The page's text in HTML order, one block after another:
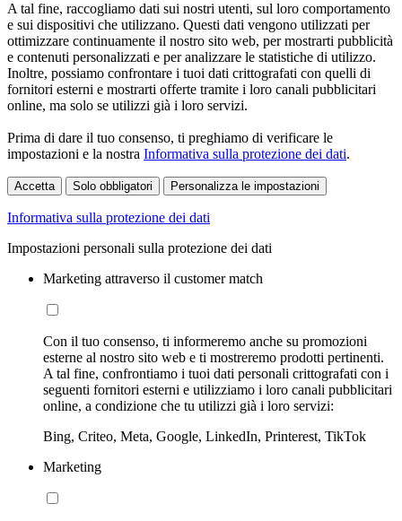
A tal fine, raccogliamo dati sui nostri utenti, sul loro comportamento
e sui dispositivi che utilizzano. Questi dati vengono utilizzati per
ottimizzare continuamente il nostro sito web, per mostrarti pubblicità
e contenuti personalizzati e per analizzare le statistiche di utilizzo.
Inoltre, possiamo confrontare i tuoi dati crittografati con quelli di
fornitori esterni e mostrarti offerte tramite i loro canali pubblicitari
online, ma solo se utilizzi già i loro servizi.
Prima di dare il tuo consenso, ti preghiamo di verificare le
impostazioni e la nostra Informativa sulla protezione dei dati.
Accetta Solo obbligatori Personalizza le impostazioni
Informativa sulla protezione dei dati
Impostazioni personali sulla protezione dei dati
Marketing attraverso il customer match
Con il tuo consenso, ti informeremo anche su promozioni
esterne al nostro sito web e ti mostreremo prodotti pertinenti.
A tal fine, confrontiamo i tuoi dati personali crittografati con i
seguenti fornitori esterni e utilizziamo i loro canali pubblicitari
online, a condizione che tu utilizzi già i loro servizi:
Bing, Criteo, Meta, Google, LinkedIn, Printerest, TikTok
Marketing